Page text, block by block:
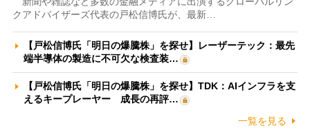
クアドバイザーズ代表の戸松信博氏が、最新…
【戸松信博氏「明日の爆騰株」を探せ】レーザーテック：最先
端半導体の製造に不可欠な検査装…
【戸松信博氏「明日の爆騰株」を探せ】TDK：AIインフラを支
えるキープレーヤー 成長の再評…
一覧を見る